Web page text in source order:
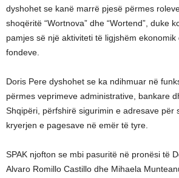
dyshohet se kanë marrë pjesë përmes
shoqëritë “Wortnova” dhe “Wortend”, duke
pamjes së një aktiviteti të ligjshëm
fondeve.
Doris Pere dyshohet se ka ndihmuar në
përmes veprimeve administrative, bankare
Shqipëri, përfshirë sigurimin e adresave për
kryerjen e pagesave në emër të tyre.
SPAK njofton se mbi pasuritë në pronësi të
Alvaro Romillo Castillo dhe Mihaela